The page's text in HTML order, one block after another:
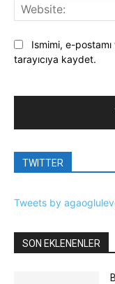
Ismimi, e-
tarayıcıya kaydet.
TWITTER
Tweets by
SON EKLENENLER